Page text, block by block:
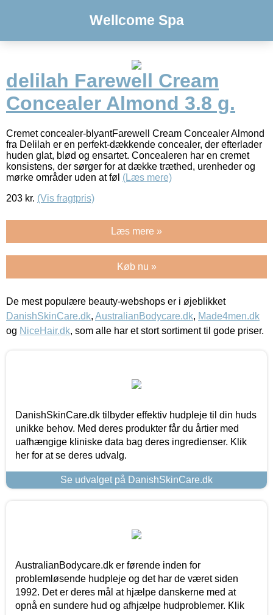
Wellcome Spa
delilah Farewell Cream
Concealer Almond 3.8 g.
Cremet concealer-blyantFarewell Cream Concealer Almond
fra Delilah er en perfekt-dækkende concealer, der efterlader
huden glat, blød og ensartet. Concealeren har en cremet
konsistens, der sørger for at dække træthed, urenheder og
mørke områder uden at føl (Læs mere)
203 kr. (Vis fragtpris)
Læs mere »
Køb nu »
De mest populære beauty-webshops er i øjeblikket
DanishSkinCare.dk, AustralianBodycare.dk, Made4men.dk
og NiceHair.dk, som alle har et stort sortiment til gode priser.
DanishSkinCare.dk tilbyder effektiv hudpleje til din huds
unikke behov. Med deres produkter får du årtier med
uafhængige kliniske data bag deres ingredienser. Klik
her for at se deres udvalg.
Se udvalget på DanishSkinCare.dk
AustralianBodycare.dk er førende inden for
problemløsende hudpleje og det har de været siden
1992. Det er deres mål at hjælpe danskerne med at
opnå en sundere hud og afhjælpe hudproblemer. Klik